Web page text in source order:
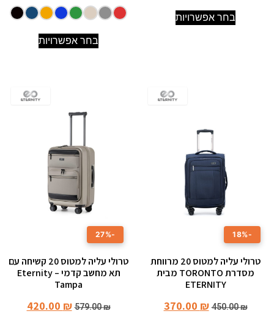
בחר אפשרויות
בחר אפשרויות
-18%
טרולי עליה למטוס 20 מרווחת
מסדרת TORONTO מבית
ETERNITY
450.00₪
370.00 ₪
-27%
טרולי עליה למטוס ‎20 קשיחה עם
תא מחשב קדמי – Eternity
Tampa
579.00₪
420.00 ₪